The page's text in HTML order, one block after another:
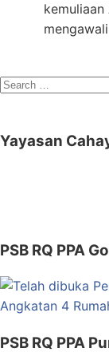
Search
Yayasan
PSB RQ PPA
PSB RQ PPA